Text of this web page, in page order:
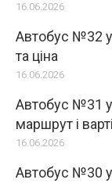
16.06.2026
Автобус №32
та ціна
16.06.2026
Автобус №31 у
маршрут і
16.06.2026
Автобус №30 у